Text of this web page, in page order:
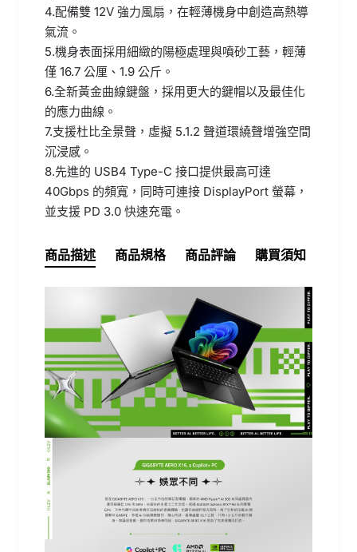
4.配備雙 12V 強力風扇，在輕薄機身中創造高熱導
氣流。
5.機身表面採用細緻的陽極處理與噴砂工藝，輕薄
僅 16.7 公厘、1.9 公斤。
6.全新黃金曲線鍵盤，採用更大的鍵帽以及最佳化
的應力曲線。
7.支援杜比全景聲，虛擬 5.1.2 聲道環繞聲增強空間
沉浸感。
8.先進的 USB4 Type-C 接口提供最高可達
40Gbps 的頻寬，同時可連接 DisplayPort 螢幕，
並支援 PD 3.0 快速充電。
商品描述 商品規格 商品評論 購買須知